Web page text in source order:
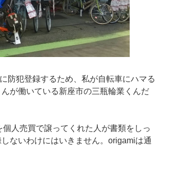
防犯登録するため、私が自転車にハマる
が働いている新座市の三瓶輪業くんだ
人売買で譲ってくれた人が書類をしっ
ないわけにはいきません。origamiは通